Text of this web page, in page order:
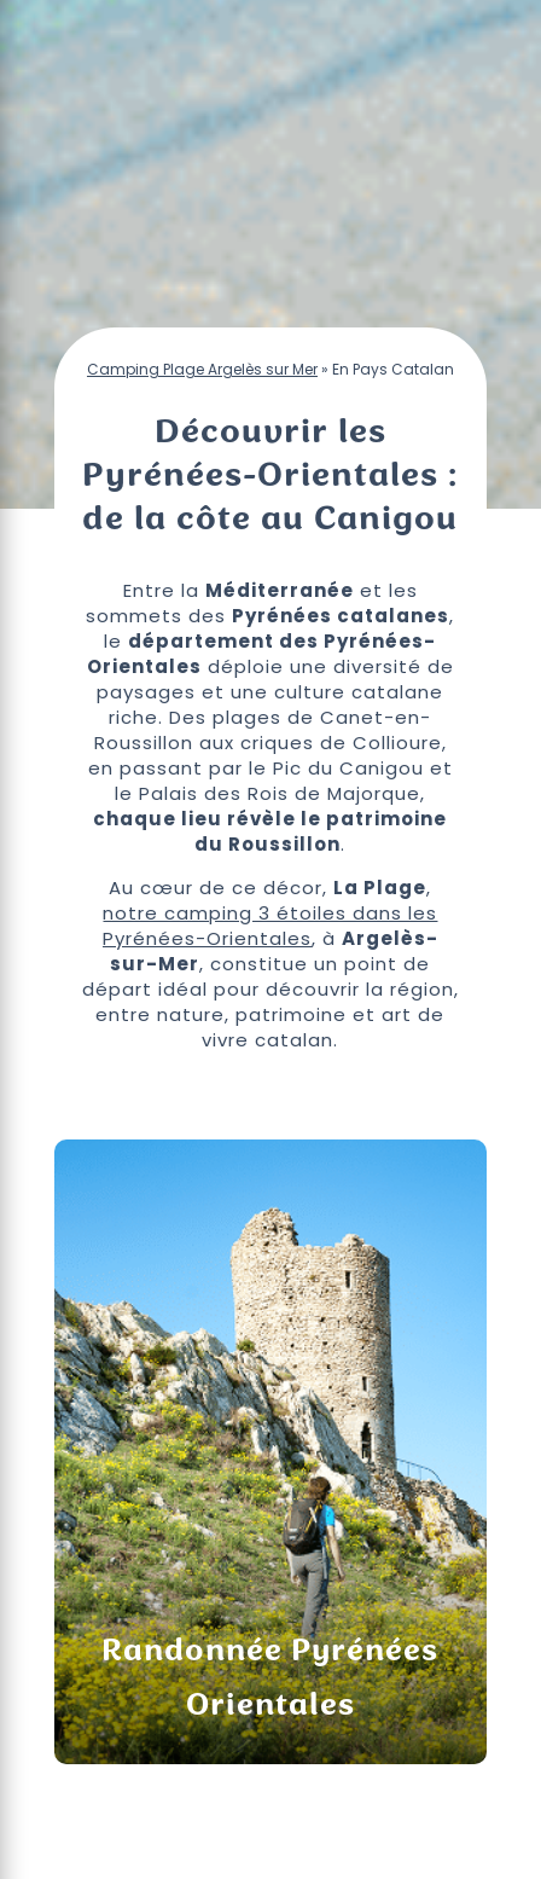
Camping Plage Argelès sur Mer» En Pays Catalan
Découvrir les
Pyrénées-Orientales :
de la côte au Canigou
Entre la Méditerranée et les
sommets des Pyrénées catalanes,
le département des Pyrénées-
Orientales déploie une diversité de
paysages et une culture catalane
riche. Des plages de Canet-en-
Roussillon aux criques de Collioure,
en passant par le Pic du Canigou et
le Palais des Rois de Majorque,
chaque lieu révèle le patrimoine
du Roussillon.
Au cœur de ce décor, La Plage,
notre camping 3 étoiles dans les
Pyrénées-Orientales, à Argelès-
sur-Mer, constitue un point de
départ idéal pour découvrir la région,
entre nature, patrimoine et art de
vivre catalan.
Randonnée Pyrénées
Orientales